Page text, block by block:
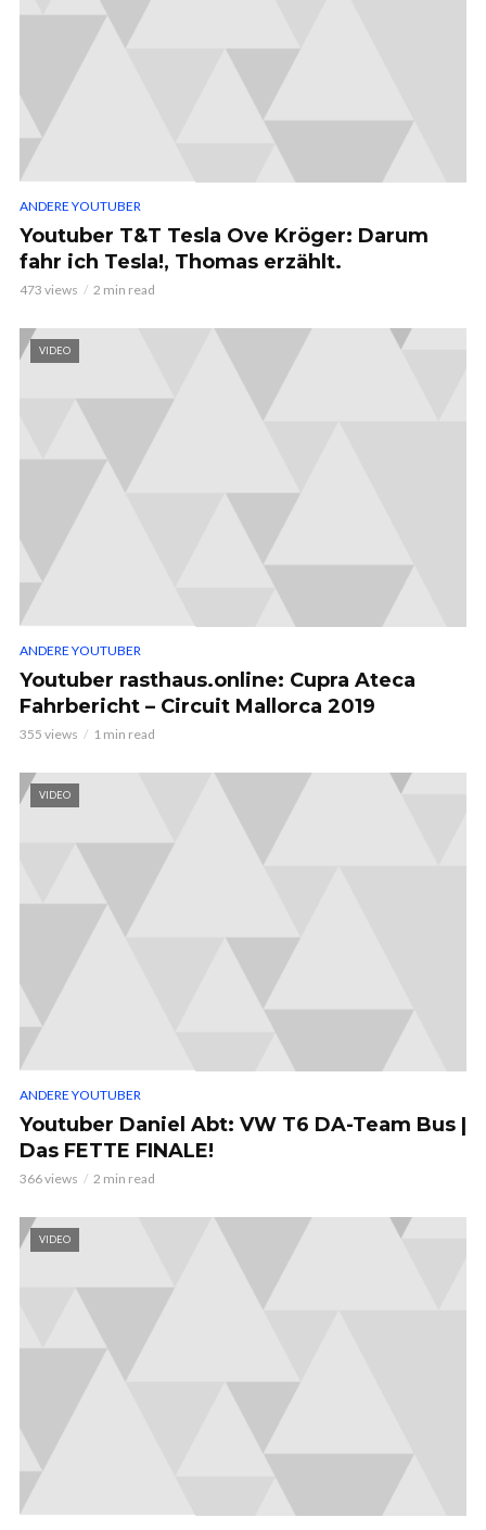
ANDERE YOUTUBER
Youtuber T&T Tesla Ove Kröger: Darum
fahr ich Tesla!, Thomas erzählt.
473 views 2 min read
VIDEO
ANDERE YOUTUBER
Youtuber rasthaus.online: Cupra Ateca
Fahrbericht – Circuit Mallorca 2019
355 views 1 min read
VIDEO
ANDERE YOUTUBER
Youtuber Daniel Abt: VW T6 DA-Team Bus |
Das FETTE FINALE!
366 views 2 min read
VIDEO